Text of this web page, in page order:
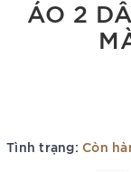
ÁO 2
Tình trạng: Còn